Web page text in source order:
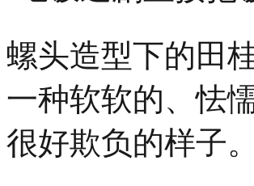
螺头造型下的田
一种软软的、怯
很好欺负的样子。